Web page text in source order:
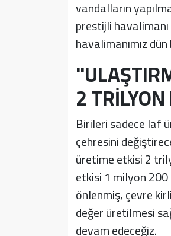
vandalların
prestijli
havalimanımız
2
Birileri sadece laf
çehresini
üretime etkisi 2
etkisi 1 milyon 200
önlenmiş, çevre
değer üretilmesi
devam edeceğiz.